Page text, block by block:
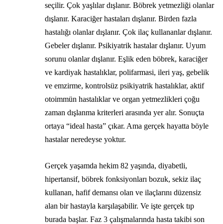
seçilir. Çok yaşlılar dışlanır. Böbrek yetmezliği olanlar
dışlanır. Karaciğer hastaları dışlanır. Birden fazla
hastalığı olanlar dışlanır. Çok ilaç kullananlar dışlanır.
Gebeler dışlanır. Psikiyatrik hastalar dışlanır. Uyum
sorunu olanlar dışlanır. Eşlik eden böbrek, karaciğer
ve kardiyak hastalıklar, polifarmasi, ileri yaş, gebelik
ve emzirme, kontrolsüz psikiyatrik hastalıklar, aktif
otoimmün hastalıklar ve organ yetmezlikleri çoğu
zaman dışlanma kriterleri arasında yer alır. Sonuçta
ortaya “ideal hasta” çıkar. Ama gerçek hayatta böyle
hastalar neredeyse yoktur.
Gerçek yaşamda hekim 82 yaşında, diyabetli,
hipertansif, böbrek fonksiyonları bozuk, sekiz ilaç
kullanan, hafif demansı olan ve ilaçlarını düzensiz
alan bir hastayla karşılaşabilir. Ve işte gerçek tıp
burada başlar. Faz 3 çalışmalarında hasta takibi son